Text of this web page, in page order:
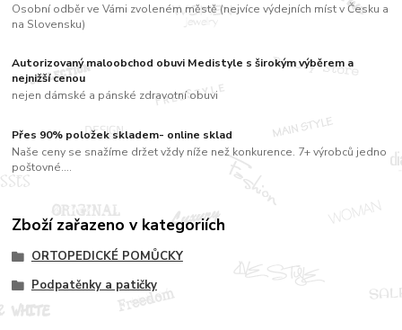
Osobní odběr ve Vámi zvoleném městě (nejvíce výdejních míst v Česku a
na Slovensku)
Autorizovaný maloobchod obuvi Medistyle s širokým výběrem a
nejnižší cenou
nejen dámské a pánské zdravotní obuvi
Přes 90% položek skladem- online sklad
Naše ceny se snažíme držet vždy níže než konkurence. 7+ výrobců jedno
poštovné....
Zboží zařazeno v kategoriích
ORTOPEDICKÉ POMŮCKY
Podpatěnky a patičky